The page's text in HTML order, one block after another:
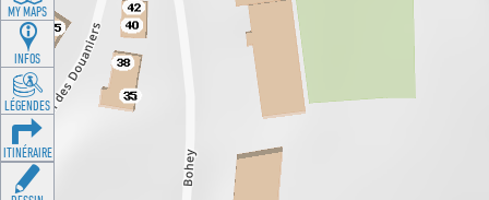
MY MAPS
INFOS
LÉGENDES
ITINÉRAIRE